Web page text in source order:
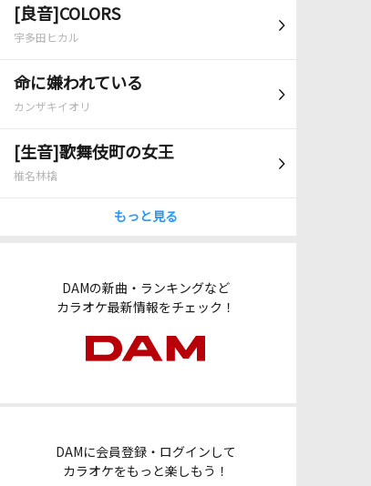
[良音]COLORS
宇多田ヒカル
命に嫌われている
カンザキイオリ
[生音]歌舞伎町の女王
椎名林檎
もっと見る
DAMの新曲・ランキングなど
カラオケ最新情報をチェック！
DAMに会員登録・ログインして
カラオケをもっと楽しもう！